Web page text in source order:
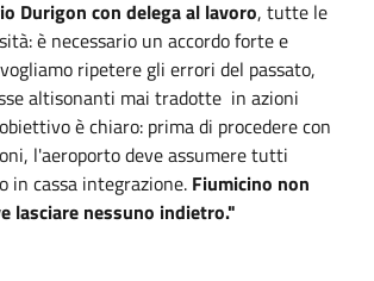
Durigon con delega al lavoro, tutte le
è necessario un accordo forte e
ripetere gli errori del passato,
altisonanti mai tradotte in azioni
è chiaro: prima di procedere con
l'aeroporto deve assumere tutti
in cassa integrazione. Fiumicino non
lasciare nessuno indietro."